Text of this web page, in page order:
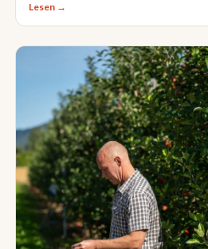
Standardrechner oft nicht ausreichen, und
wie Farmable unterstützt.
Lesen →